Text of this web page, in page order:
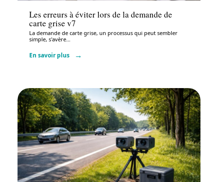
Les erreurs à éviter lors de la demande de
carte grise v7
La demande de carte grise, un processus qui peut sembler
simple, s'avère
En savoir plus